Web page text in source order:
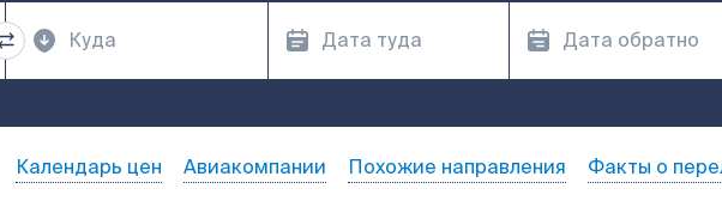
Календарь цен Авиакомпании Похожие направления Факты о